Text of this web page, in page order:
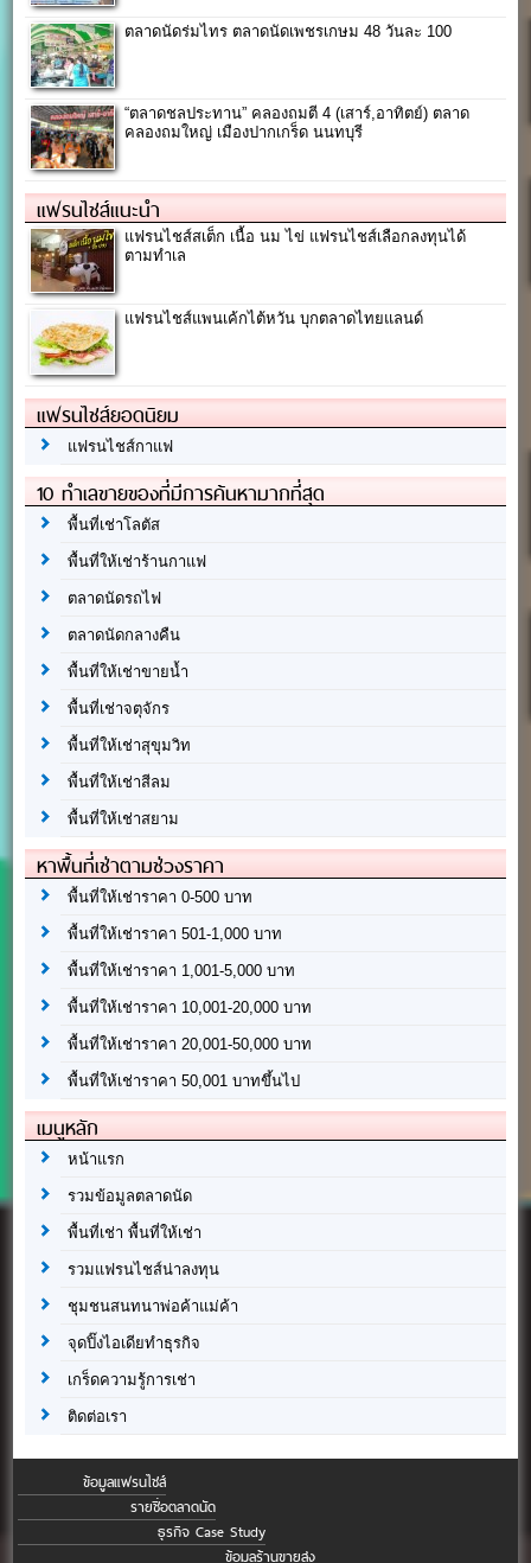
ตลาดนัดร่มไทร ตลาดนัดเพชรเกษม 48 วันละ 100
“ตลาดชลประทาน” คลองถมตี 4 (เสาร์,อาทิตย์) ตลาด
คลองถมใหญ่ เมืองปากเกร็ด นนทบุรี
แฟรนไชส์แนะนำ
แฟรนไชส์สเต็ก เนื้อ นม ไข่ แฟรนไชส์เลือกลงทุนได้
ตามทำเล
แฟรนไชส์แพนเค้กไต้หวัน บุกตลาดไทยแลนด์
แฟรนไชส์ยอดนิยม
แฟรนไชส์กาแฟ
10 ทำเลขายของที่มีการค้นหามากที่สุด
พื้นที่เช่าโลตัส
พื้นที่ให้เช่าร้านกาแฟ
ตลาดนัดรถไฟ
ตลาดนัดกลางคืน
พื้นที่ให้เช่าขายน้ำ
พื้นที่เช่าจตุจักร
พื้นที่ให้เช่าสุขุมวิท
พื้นที่ให้เช่าสีลม
พื้นที่ให้เช่าสยาม
หาพื้นที่เช่าตามช่วงราคา
พื้นที่ให้เช่าราคา 0-500 บาท
พื้นที่ให้เช่าราคา 501-1,000 บาท
พื้นที่ให้เช่าราคา 1,001-5,000 บาท
พื้นที่ให้เช่าราคา 10,001-20,000 บาท
พื้นที่ให้เช่าราคา 20,001-50,000 บาท
พื้นที่ให้เช่าราคา 50,001 บาทขึ้นไป
เมนูหลัก
หน้าแรก
รวมข้อมูลตลาดนัด
พื้นที่เช่า พื้นที่ให้เช่า
รวมแฟรนไชส์น่าลงทุน
ชุมชนสนทนาพ่อค้าแม่ค้า
จุดปิ๊งไอเดียทำธุรกิจ
เกร็ดความรู้การเช่า
ติดต่อเรา
ข้อมูลแฟรนไชส์
รายชื่อตลาดนัด
ธุรกิจ Case Study
ข้อมูลร้านขายส่ง